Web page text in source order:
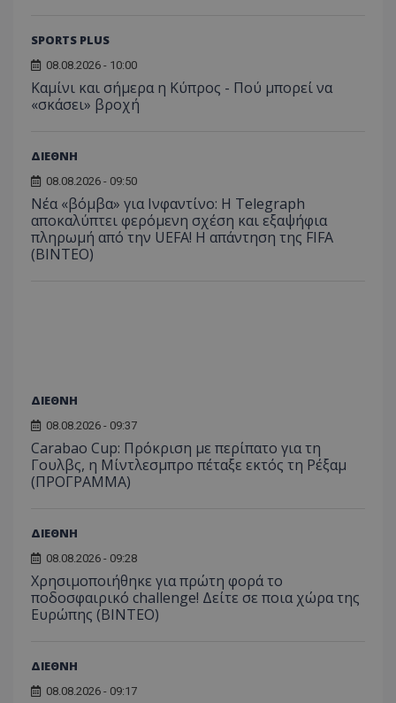
SPORTS PLUS
08.08.2026 - 10:00
Καμίνι και σήμερα η Κύπρος - Πού μπορεί να
«σκάσει» βροχή
ΔΙΕΘΝΗ
08.08.2026 - 09:50
Νέα «βόμβα» για Ινφαντίνο: Η Telegraph
αποκαλύπτει φερόμενη σχέση και εξαψήφια
πληρωμή από την UEFA! Η απάντηση της FIFA
(ΒΙΝΤΕΟ)
ΔΙΕΘΝΗ
08.08.2026 - 09:37
Carabao Cup: Πρόκριση με περίπατο για τη
Γουλβς, η Μίντλεσμπρο πέταξε εκτός τη Ρέξαμ
(ΠΡΟΓΡΑΜΜΑ)
ΔΙΕΘΝΗ
08.08.2026 - 09:28
Χρησιμοποιήθηκε για πρώτη φορά το
ποδοσφαιρικό challenge! Δείτε σε ποια χώρα της
Ευρώπης (ΒΙΝΤΕΟ)
ΔΙΕΘΝΗ
08.08.2026 - 09:17